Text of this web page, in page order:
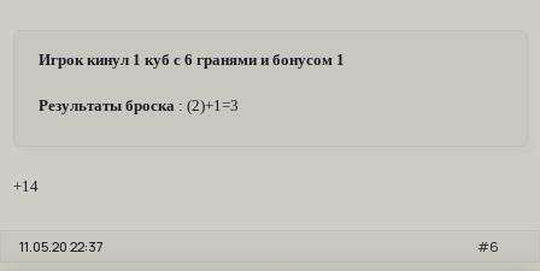
Игрок кинул 1 куб с 6 гранями и бонусом 1
Результаты броска : (2)+1=3
+14
6
11.05.20 22:37